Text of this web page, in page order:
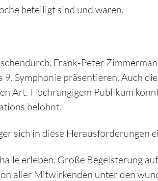
beteiligt sind und waren.
Frank-Peter
Symphonie präsentieren. Auch
Art. Hochrangigem Publikum
belohnt.
sich in diese Herausforderungen
erleben. Große Begeisterung
aller Mitwirkenden unter den